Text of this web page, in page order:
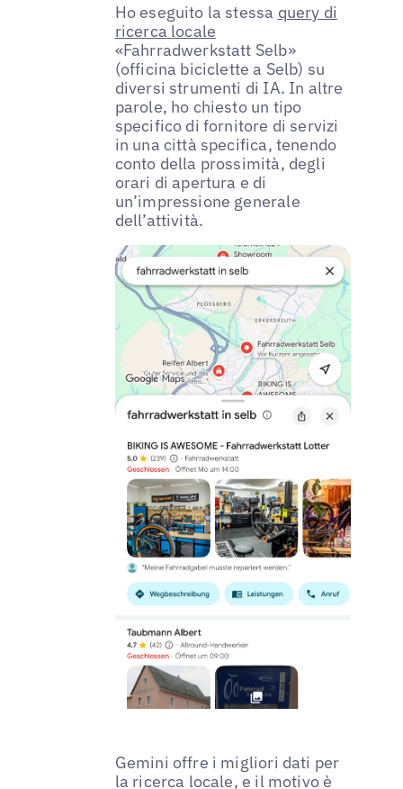
Ho eseguito la stessa query di
ricerca locale
«Fahrradwerkstatt Selb»
(officina biciclette a Selb) su
diversi strumenti di IA. In altre
parole, ho chiesto un tipo
specifico di fornitore di servizi
in una città specifica, tenendo
conto della prossimità, degli
orari di apertura e di
un’impressione generale
dell’attività.
Gemini offre i migliori dati per
la ricerca locale, e il motivo è